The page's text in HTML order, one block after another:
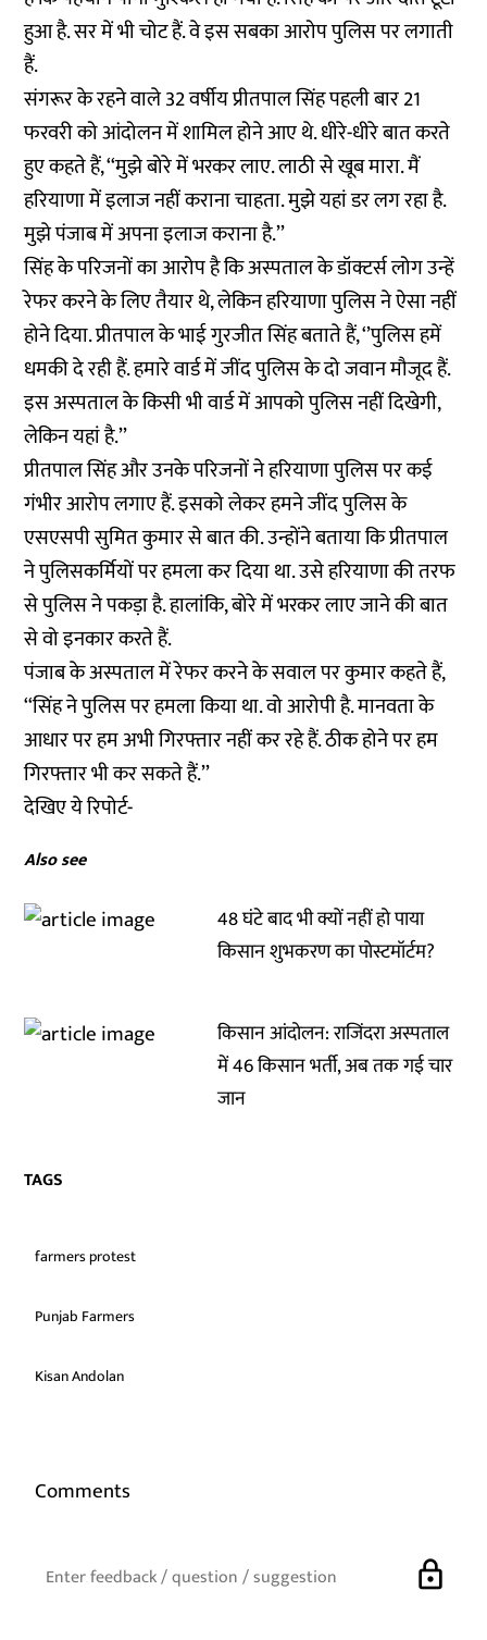
हुआ है. सर में भी चोट हैं. वे इस सबका आरोप पुलिस पर लगाती
हैं.
संगरूर के रहने वाले 32 वर्षीय प्रीतपाल सिंह पहली बार 21
फरवरी को आंदोलन में शामिल होने आए थे. धीरे-धीरे बात करते
हुए कहते हैं, ‘‘मुझे बोरे में भरकर लाए. लाठी से खूब मारा. मैं
हरियाणा में इलाज नहीं कराना चाहता. मुझे यहां डर लग रहा है.
मुझे पंजाब में अपना इलाज कराना है.’’
सिंह के परिजनों का आरोप है कि अस्पताल के डॉक्टर्स लोग उन्हें
रेफर करने के लिए तैयार थे, लेकिन हरियाणा पुलिस ने ऐसा नहीं
होने दिया. प्रीतपाल के भाई गुरजीत सिंह बताते हैं, ‘’पुलिस हमें
धमकी दे रही हैं. हमारे वार्ड में जींद पुलिस के दो जवान मौजूद हैं.
इस अस्पताल के किसी भी वार्ड में आपको पुलिस नहीं दिखेगी,
लेकिन यहां है.’’
प्रीतपाल सिंह और उनके परिजनों ने हरियाणा पुलिस पर कई
गंभीर आरोप लगाए हैं. इसको लेकर हमने जींद पुलिस के
एसएसपी सुमित कुमार से बात की. उन्होंने बताया कि प्रीतपाल
ने पुलिसकर्मियों पर हमला कर दिया था. उसे हरियाणा की तरफ
से पुलिस ने पकड़ा है. हालांकि, बोरे में भरकर लाए जाने की बात
से वो इनकार करते हैं.
पंजाब के अस्पताल में रेफर करने के सवाल पर कुमार कहते हैं,
‘‘सिंह ने पुलिस पर हमला किया था. वो आरोपी है. मानवता के
आधार पर हम अभी गिरफ्तार नहीं कर रहे हैं. ठीक होने पर हम
गिरफ्तार भी कर सकते हैं.’’
देखिए ये रिपोर्ट-
Also see
48 घंटे बाद भी क्यों नहीं हो पाया
किसान शुभकरण का पोस्टमॉर्टम?
किसान आंदोलन: राजिंदरा अस्पताल
में 46 किसान भर्ती, अब तक गई चार
जान
TAGS
farmers protest
Punjab Farmers
Kisan Andolan
Comments
lock